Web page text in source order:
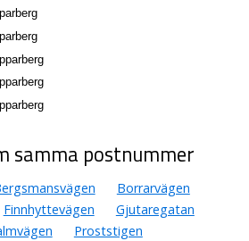
samma postnummer
Borrarvägen
Finnhyttevägen
Gjutaregatan
Proststigen